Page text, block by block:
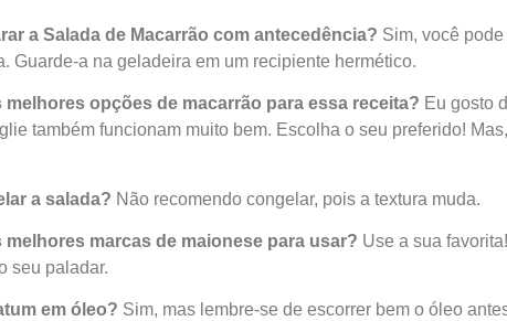
a Salada de Macarrão com antecedência? Sim, você
Guarde-a na geladeira em um recipiente hermético.
melhores opções de macarrão para essa receita? Eu gosto
também funcionam muito bem. Escolha o seu preferido!
a salada? Não recomendo congelar, pois a textura muda.
melhores marcas de maionese para usar? Use a sua
seu paladar.
em óleo? Sim, mas lembre-se de escorrer bem o óleo